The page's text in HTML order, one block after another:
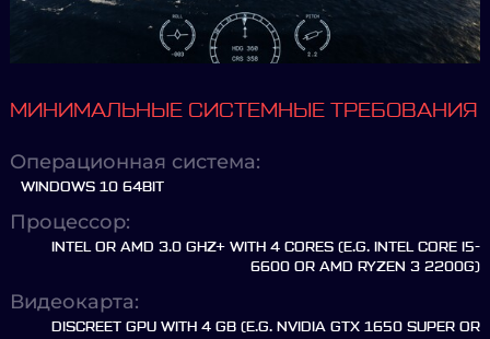
МИНИМАЛЬНЫЕ СИСТЕМНЫЕ ТРЕБОВАНИЯ
Операционная система:
WINDOWS 10 64BIT
Процессор:
INTEL OR AMD 3.0 GHZ+ WITH 4 CORES (E.G. INTEL CORE I5-
6600 OR AMD RYZEN 3 2200G)
Видеокарта:
DISCREET GPU WITH 4 GB (E.G. NVIDIA GTX 1650 SUPER OR